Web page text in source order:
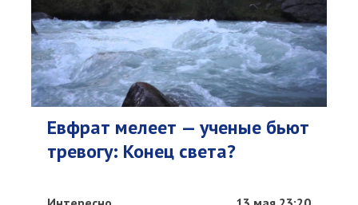
Евфрат мелеет — ученые бьют
тревогу: Конец света?